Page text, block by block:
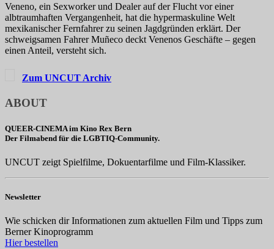
Veneno, ein Sexworker und Dealer auf der Flucht vor einer
albtraumhaften Vergangenheit, hat die hypermaskuline Welt
mexikanischer Fernfahrer zu seinen Jagdgründen erklärt. Der
schweigsamen Fahrer Muñeco deckt Venenos Geschäfte – gegen
einen Anteil, versteht sich.
Zum UNCUT Archiv
ABOUT
QUEER-CINEMA im Kino Rex Bern
Der Filmabend für die LGBTIQ-Community.
UNCUT zeigt Spielfilme, Dokuentarfilme und Film-Klassiker.
Newsletter
Wie schicken dir Informationen zum aktuellen Film und Tipps zum
Berner Kinoprogramm
Hier bestellen